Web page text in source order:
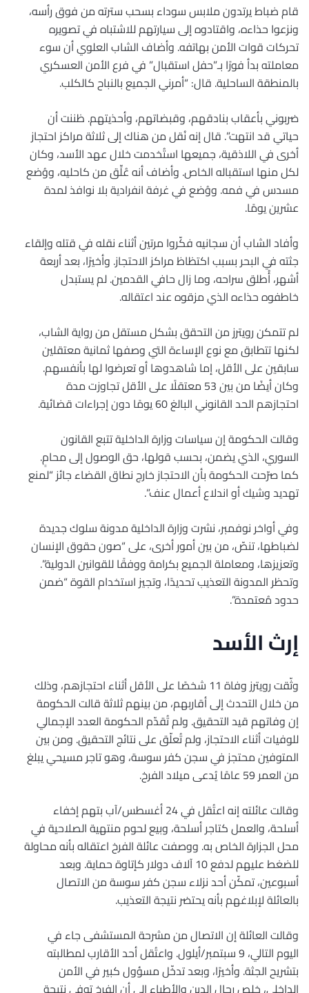
قام ضباط يرتدون ملابس سوداء بسحب سترته من فوق رأسه،
ونزعوا حذاءه، واقتادوه إلى سيارتهم للاشتباه في تصويره
تحركات قوات الأمن بهاتفه. وأضاف الشاب العلوي أن سوء
معاملته بدأ فورًا بـ”حفل استقبال” في فرع الأمن العسكري
بالمنطقة الساحلية. قال: “أمرني الجميع بالنباح كالكلب.
ضربوني بأعقاب بنادقهم، وقبضاتهم، وأحذيتهم. ظننت أن
حياتي قد انتهت”. قال إنه نُقل من هناك إلى ثلاثة مراكز احتجاز
أخرى في اللاذقية، جميعها استُخدمت خلال عهد الأسد، وكان
لكل منها استقباله الخاص. وأضاف أنه عُلِّق من كاحليه، ووُضع
مسدس في فمه. ووُضع في غرفة انفرادية بلا نوافذ لمدة
عشرين يومًا.
وأفاد الشاب أن سجانيه فكّروا مرتين أثناء نقله في قتله وإلقاء
جثته في البحر بسبب اكتظاظ مراكز الاحتجاز. وأخيرًا، بعد أربعة
أشهر، أُطلق سراحه، وما زال حافي القدمين. لم يستبدل
خاطفوه حذاءه الذي مزقوه عند اعتقاله.
لم تتمكن رويترز من التحقق بشكل مستقل من رواية الشاب،
لكنها تتطابق مع نوع الإساءة التي وصفها ثمانية معتقلين
سابقين على الأقل، إما شاهدوها أو تعرضوا لها بأنفسهم.
وكان أيضًا من بين 53 معتقلًا على الأقل تجاوزت مدة
احتجازهم الحد القانوني البالغ 60 يومًا دون إجراءات قضائية.
وقالت الحكومة إن سياسات وزارة الداخلية تتبع القانون
السوري، الذي يضمن، بحسب قولها، حق الوصول إلى محامٍ.
كما صرّحت الحكومة بأن الاحتجاز خارج نطاق القضاء جائز “لمنع
تهديد وشيك أو اندلاع أعمال عنف”.
وفي أواخر نوفمبر، نشرت وزارة الداخلية مدونة سلوك جديدة
لضباطها، تنصّ، من بين أمور أخرى، على “صون حقوق الإنسان
وتعزيزها، ومعاملة الجميع بكرامة ووفقًا للقوانين الدولية”.
وتحظر المدونة التعذيب تحديدًا، وتجيز استخدام القوة “ضمن
حدود مُعتمدة”.
إرث الأسد
وثّقت رويترز وفاة 11 شخصًا على الأقل أثناء احتجازهم، وذلك
من خلال التحدث إلى أقاربهم، من بينهم ثلاثة قالت الحكومة
إن وفاتهم قيد التحقيق. ولم تُقدّم الحكومة العدد الإجمالي
للوفيات أثناء الاحتجاز، ولم تُعلّق على نتائج التحقيق. ومن بين
المتوفين محتجز في سجن كفر سوسة، وهو تاجر مسيحي يبلغ
من العمر 59 عامًا يُدعى ميلاد الفرخ.
وقالت عائلته إنه اعتُقل في 24 أغسطس/آب بتهم إخفاء
أسلحة، والعمل كتاجر أسلحة، وبيع لحوم منتهية الصلاحية في
محل الجزارة الخاص به. ووصفت عائلة الفرخ اعتقاله بأنه محاولة
للضغط عليهم لدفع 10 آلاف دولار كإتاوة حماية. وبعد
أسبوعين، تمكّن أحد نزلاء سجن كفر سوسة من الاتصال
بالعائلة لإبلاغهم بأنه يحتضر نتيجة التعذيب.
وقالت العائلة إن الاتصال من مشرحة المستشفى جاء في
اليوم التالي، 9 سبتمبر/أيلول. واعتُقل أحد الأقارب لمطالبته
بتشريح الجثة. وأخيرًا، وبعد تدخّل مسؤول كبير في الأمن